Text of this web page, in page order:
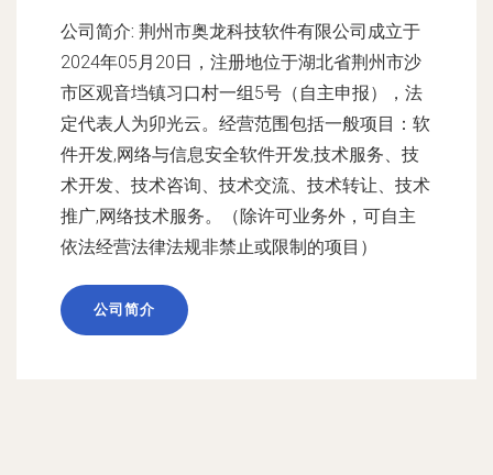
公司简介: 荆州市奥龙科技软件有限公司成立于
2024年05月20日，注册地位于湖北省荆州市沙
市区观音垱镇习口村一组5号（自主申报），法
定代表人为卯光云。经营范围包括一般项目：软
件开发,网络与信息安全软件开发,技术服务、技
术开发、技术咨询、技术交流、技术转让、技术
推广,网络技术服务。（除许可业务外，可自主
依法经营法律法规非禁止或限制的项目）
公司简介